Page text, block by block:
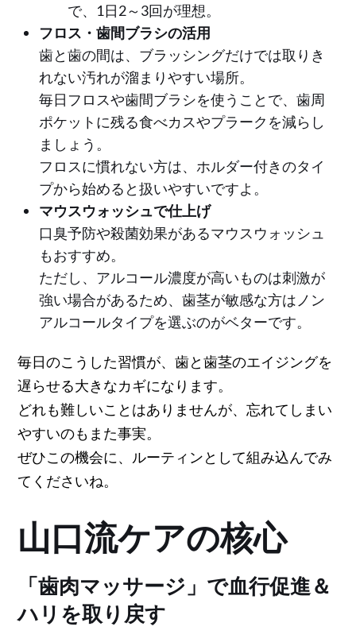
で、1日2～3回が理想。
フロス・歯間ブラシの活用
歯と歯の間は、ブラッシングだけでは取りき
れない汚れが溜まりやすい場所。
毎日フロスや歯間ブラシを使うことで、歯周
ポケットに残る食べカスやプラークを減らし
ましょう。
フロスに慣れない方は、ホルダー付きのタイ
プから始めると扱いやすいですよ。
マウスウォッシュで仕上げ
口臭予防や殺菌効果があるマウスウォッシュ
もおすすめ。
ただし、アルコール濃度が高いものは刺激が
強い場合があるため、歯茎が敏感な方はノン
アルコールタイプを選ぶのがベターです。
毎日のこうした習慣が、歯と歯茎のエイジングを
遅らせる大きなカギになります。
どれも難しいことはありませんが、忘れてしまい
やすいのもまた事実。
ぜひこの機会に、ルーティンとして組み込んでみ
てくださいね。
山口流ケアの核心
「歯肉マッサージ」で血行促進＆
ハリを取り戻す